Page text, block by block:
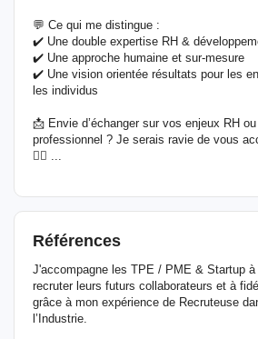
💬 Ce qui me distingue :
✔️ Une double expertise RH &
✔️ Une approche humaine et sur-mesure
✔️ Une vision orientée résultats pour les
les individus
📩 Envie d’échanger sur vos enjeux RH
professionnel ? Je serais ravie de vous
👉🏻 ...
Références
J'accompagne les TPE / PME & Startup
recruter leurs futurs collaborateurs et à
grâce à mon expérience de Recruteuse
l’Industrie.